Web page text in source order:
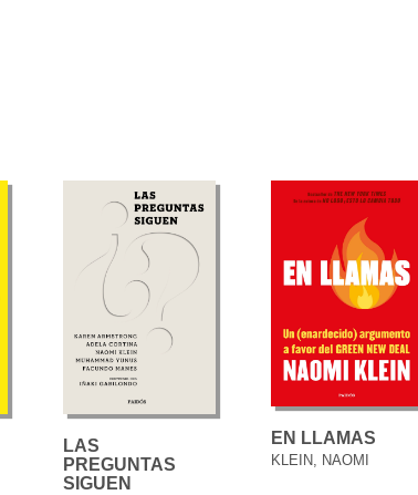
LAS
PREGUNTAS
SIGUEN
EN LLAMAS
KLEIN, NAOMI